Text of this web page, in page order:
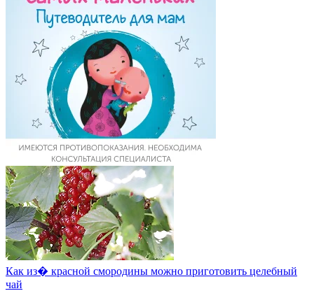
Как из� красной смородины можно приготовить целебный
чай